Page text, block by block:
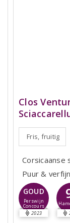
Clos
Fris, fruitig
Corsicaanse
Puur &
GOUD
Perswijn
Concours
2023